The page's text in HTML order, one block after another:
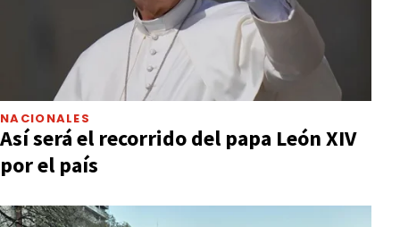
NACIONALES
Así será el recorrido del papa León XIV
por el país